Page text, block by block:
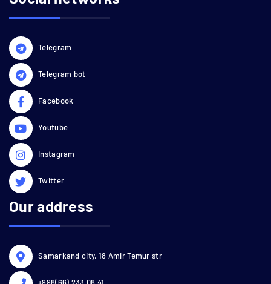
Telegram
Telegram bot
Facebook
Youtube
Instagram
Twitter
Our address
Samarkand city, 18 Amir Temur str
+998(66) 233 08 41